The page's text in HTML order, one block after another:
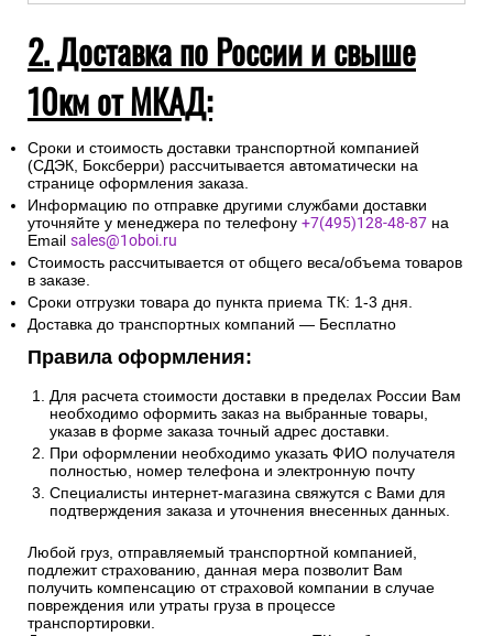
2. Доставка по России и свыше
10км от МКАД:
Сроки и стоимость доставки транспортной компанией
(СДЭК, Боксберри) рассчитывается автоматически на
странице оформления заказа.
Информацию по отправке другими службами доставки
уточняйте у менеджера по телефону +7(495)128-48-87 на
Email sales@1oboi.ru
Стоимость рассчитывается от общего веса/объема товаров
в заказе.
Сроки отгрузки товара до пункта приема ТК: 1-3 дня.
Доставка до транспортных компаний — Бесплатно
Правила оформления:
Для расчета стоимости доставки в пределах России Вам
необходимо оформить заказ на выбранные товары,
указав в форме заказа точный адрес доставки.
При оформлении необходимо указать ФИО получателя
полностью, номер телефона и электронную почту
Специалисты интернет-магазина свяжутся с Вами для
подтверждения заказа и уточнения внесенных данных.
Любой груз, отправляемый транспортной компанией,
подлежит страхованию, данная мера позволит Вам
получить компенсацию от страховой компании в случае
повреждения или утраты груза в процессе
транспортировки.